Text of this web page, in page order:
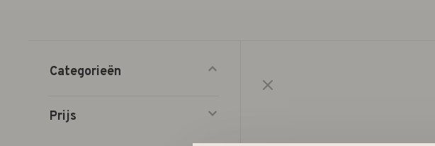
Categorieën
Prijs